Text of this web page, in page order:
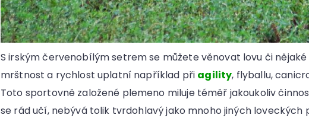
S irským červenobílým setrem se můžete věnovat lovu či
mrštnost a rychlost uplatní například při agility, flyballu,
Toto sportovně založené plemeno miluje téměř jakoukoliv
se rád učí, nebývá tolik tvrdohlavý jako mnoho jiných loveckých